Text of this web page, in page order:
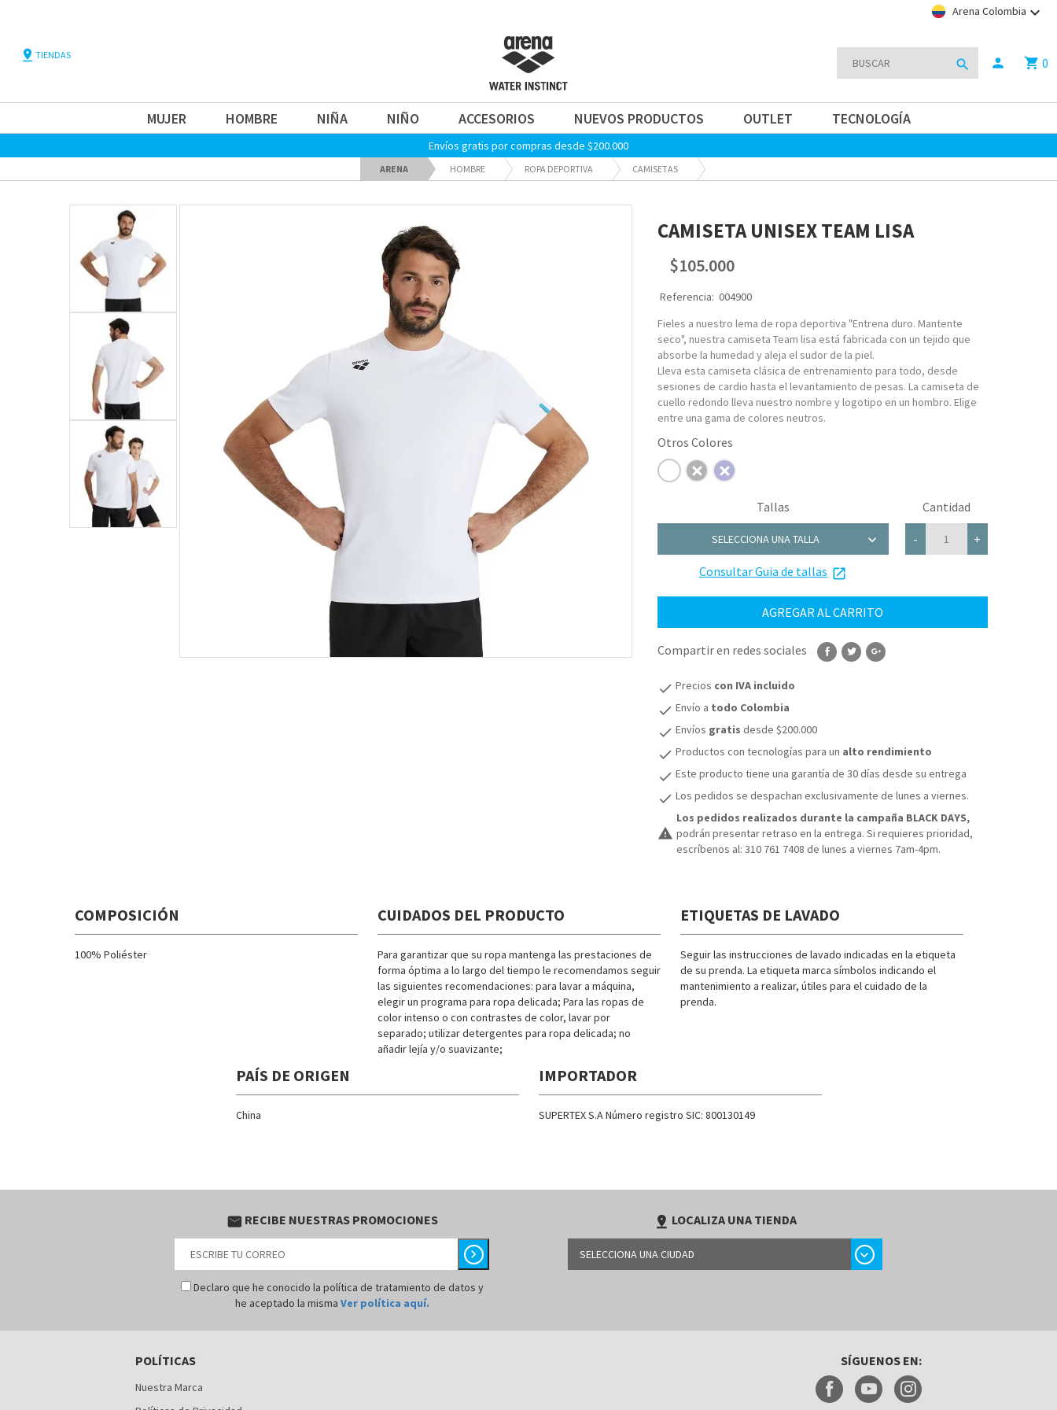
Arena Colombia keyboard_arrow_down
pin_drop TIENDAS
search person shopping_cart 0
MUJER HOMBRE NIÑA NIÑO ACCESORIOS NUEVOS PRODUCTOS OUTLET TECNOLOGÍA
Envíos gratis por compras desde $200.000
ARENA HOMBRE ROPA DEPORTIVA CAMISETAS
CAMISETA UNISEX TEAM LISA
$105.000
Referencia: 004900
Fieles a nuestro lema de ropa deportiva "Entrena duro. Mantente
seco", nuestra camiseta Team lisa está fabricada con un tejido que
absorbe la humedad y aleja el sudor de la piel.
Lleva esta camiseta clásica de entrenamiento para todo, desde
sesiones de cardio hasta el levantamiento de pesas. La camiseta de
cuello redondo lleva nuestro nombre y logotipo en un hombro. Elige
entre una gama de colores neutros.
Tallas
SELECCIONA UNA TALLA chevron_right
S
Consultar Guia de tallas launch
Cantidad
- +
AGREGAR AL CARRITO
Compartir en redes sociales
check Precios con IVA incluido
check Envío a todo Colombia
check Envíos gratis desde $200.000
check Productos con tecnologías para un alto rendimiento
check Este producto tiene una garantía de 30 días desde su entrega
check Los pedidos se despachan exclusivamente de lunes a viernes.
warning
Los pedidos realizados durante la campaña BLACK DAYS,
podrán presentar retraso en la entrega. Si requieres prioridad,
escríbenos al: 310 761 7408 de lunes a viernes 7am-4pm.
COMPOSICIÓN
100% Poliéster
CUIDADOS DEL PRODUCTO
Para garantizar que su ropa mantenga las prestaciones de
forma óptima a lo largo del tiempo le recomendamos seguir
las siguientes recomendaciones: para lavar a máquina,
elegir un programa para ropa delicada; Para las ropas de
color intenso o con contrastes de color, lavar por
separado; utilizar detergentes para ropa delicada; no
añadir lejía y/o suavizante;
ETIQUETAS DE LAVADO
Seguir las instrucciones de lavado indicadas en la etiqueta
de su prenda. La etiqueta marca símbolos indicando el
mantenimiento a realizar, útiles para el cuidado de la
prenda.
PAÍS DE ORIGEN
China
IMPORTADOR
SUPERTEX S.A Número registro SIC: 800130149
email RECIBE NUESTRAS PROMOCIONES
chevron_right
Declaro que he conocido la política de tratamiento de datos y
he aceptado la misma Ver política aquí.
pin_drop LOCALIZA UNA TIENDA
SELECCIONA UNA CIUDAD chevron_right
POLÍTICAS
Nuestra Marca
SÍGUENOS EN: